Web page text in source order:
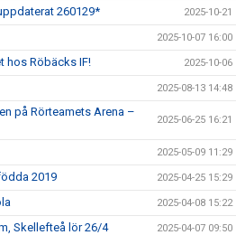
260129* 2025-10-21
2025-10-07 16:00
hos Röbäcks IF! 2025-10-06
2025-08-13 14:48
på Rörteamets Arena –
2025-06-25 16:21
2025-05-09 11:29
2019 2025-04-25 15:29
2025-04-08 15:22
Skellefteå lör 26/4 2025-04-07 09:50